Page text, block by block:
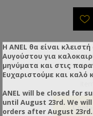
Η ANEL θα είναι
Αυγούστου για
μηνύματα και στις
Ευχαριστούμε και καλό
ANEL will be closed for
until August 23rd. We
orders after August